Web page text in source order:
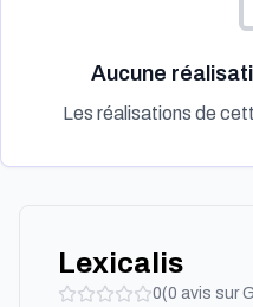
Aucune
Les réalisations de
Lexicalis
0(0 avis sur